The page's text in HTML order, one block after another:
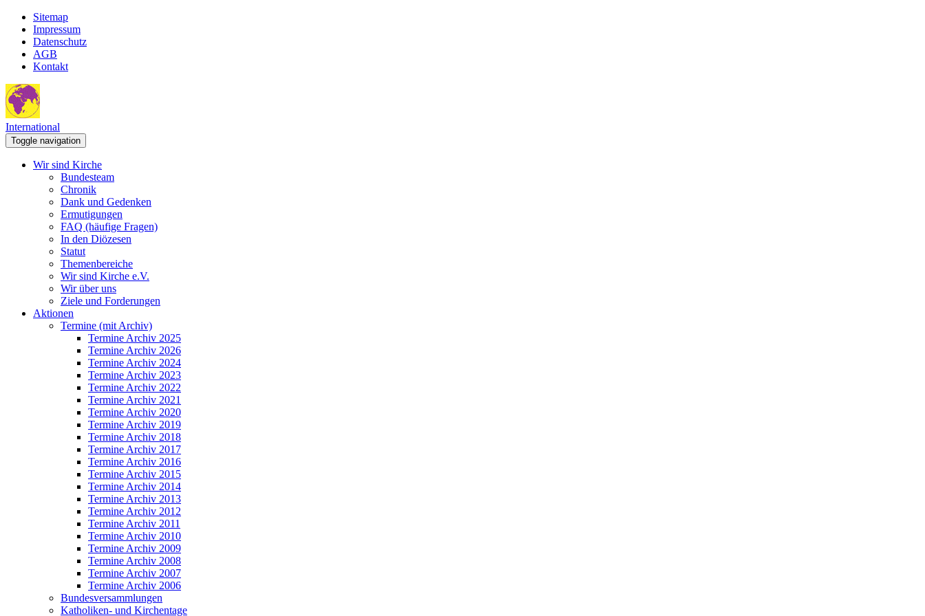
Sitemap
Impressum
Datenschutz
AGB
Kontakt
International
Toggle navigation
Wir sind Kirche
Bundesteam
Chronik
Dank und Gedenken
Ermutigungen
FAQ (häufige Fragen)
In den Diözesen
Statut
Themenbereiche
Wir sind Kirche e.V.
Wir über uns
Ziele und Forderungen
Aktionen
Termine (mit Archiv)
Termine Archiv 2025
Termine Archiv 2026
Termine Archiv 2024
Termine Archiv 2023
Termine Archiv 2022
Termine Archiv 2021
Termine Archiv 2020
Termine Archiv 2019
Termine Archiv 2018
Termine Archiv 2017
Termine Archiv 2016
Termine Archiv 2015
Termine Archiv 2014
Termine Archiv 2013
Termine Archiv 2012
Termine Archiv 2011
Termine Archiv 2010
Termine Archiv 2009
Termine Archiv 2008
Termine Archiv 2007
Termine Archiv 2006
Bundesversammlungen
Katholiken- und Kirchentage